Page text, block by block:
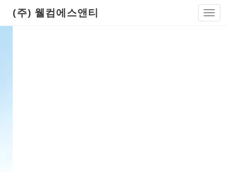
(주) 웰컴에스앤티